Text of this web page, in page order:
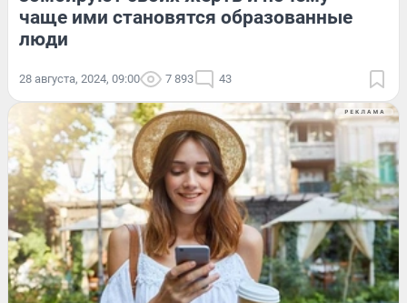
чаще ими становятся образованные
люди
28 августа, 2024, 09:00 7 893 43